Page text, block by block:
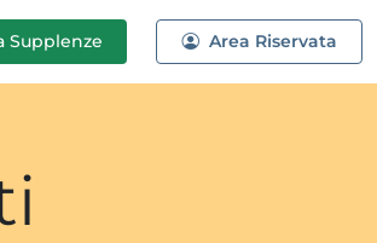
Supplenze Area Riservata